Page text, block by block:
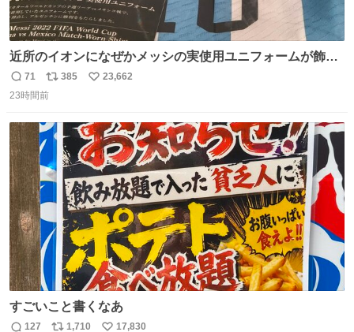
近所のイオンになぜかメッシの実使用ユニフォームが飾っ
てあっておもろい
返
信
71
リ
ポ
ト
385
い
数
23,662
23時間前
すごいこと書くなあ
127 1,710 17,830